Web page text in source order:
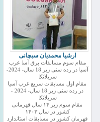
ارشیا محمدیان سبچانی
مقام سوم مسابقات برق آسا غرب
آسیا در رده سنی زیر 18 سال- 2024-
سریلانکا
مقام اول مسابقات سریع غرب آسیا
در رده سنی زیر 18 سال- 2024 -
سریلانکا
مقام سوم زیر ۱۴ سال قهرمانی
کشور در سال ۱۴۰۳
قهرمان کشور در مسابقات استاندارد